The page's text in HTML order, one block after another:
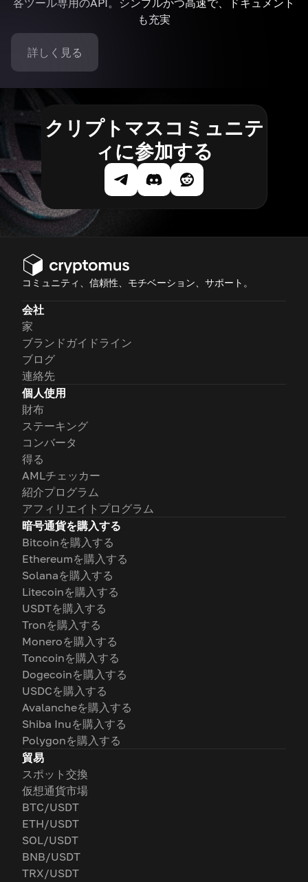
各ツール専用のAPI。シンプルかつ高速で、ドキュメント
も充実
詳しく見る
クリプトマスコミュニテ
ィに参加する
コミュニティ、信頼性、モチベーション、サポート。
会社
家
ブランドガイドライン
ブログ
連絡先
個人使用
財布
ステーキング
コンバータ
得る
AMLチェッカー
紹介プログラム
アフィリエイトプログラム
暗号通貨を購入する
Bitcoinを購入する
Ethereumを購入する
Solanaを購入する
Litecoinを購入する
USDTを購入する
Tronを購入する
Moneroを購入する
Toncoinを購入する
Dogecoinを購入する
USDCを購入する
Avalancheを購入する
Shiba Inuを購入する
Polygonを購入する
貿易
スポット交換
仮想通貨市場
BTC/USDT
ETH/USDT
SOL/USDT
BNB/USDT
TRX/USDT